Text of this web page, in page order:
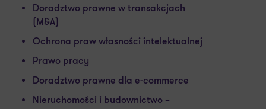
Doradztwo prawne w transakcjach
(M&A)
Ochrona praw własności intelektualnej
Prawo pracy
Doradztwo prawne dla e-commerce
Nieruchomości i budownictwo –